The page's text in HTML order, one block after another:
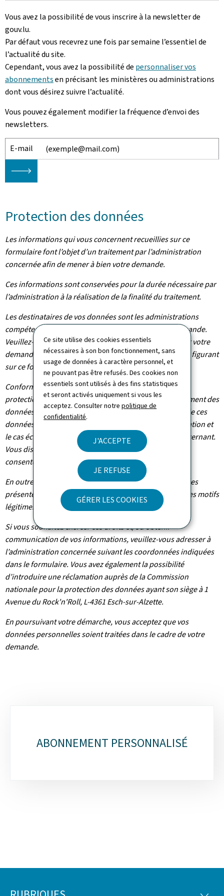
Ce site utilise des cookies essentiels
nécessaires à son bon fonctionnement, sans
usage de données à caractère personnel, et
ne pouvant pas être refusés. Des cookies non
essentiels sont utilisés à des fins statistiques
et seront activés uniquement si vous les
acceptez. Consulter notrepolitique de
confidentialité.
J'ACCEPTE
JE REFUSE
GÉRER LES COOKIES
Vous avez la possibilité de vous inscrire à la newsletter de
gouv.lu.
Par défaut vous recevrez une fois par semaine l’essentiel de
l’actualité du site.
Cependant, vous avez la possibilité de personnaliser vos
abonnementsen précisant les ministères ou administrations
dont vous désirez suivre l’actualité.
Vous pouvez également modifier la fréquence d’envoi des
newsletters.
E-mail
🡒
Protection des données
Les informations qui vous concernent recueillies sur ce
formulaire font l’objet d’un traitement par l’administration
concernée afin de mener à bien votre demande.
Ces informations sont conservées pour la durée nécessaire par
l’administration à la réalisation de la finalité du traitement.
Les destinataires de vos données sont les administrations
compétentes dans le cadre du traitement de votre demande.
Veuillez-vous adresser à l’administration concernée par votre
demande pour connaître les destinataires des données figurant
sur ce formulaire.
Conformément au règlement (UE) 2016/679 relatif à la
protection des personnes physiques à l'égard du traitement des
données à caractère personnel et à la libre circulation de ces
données, vous bénéficiez d’un droit d’accès, de rectification et
le cas échéant d’effacement des informations vous concernant.
Vous disposez également du droit de retirer votre
consentement à tout moment.
En outre et excepté le cas où le traitement de vos données
présente un caractère obligatoire, vous pouvez, pour des motifs
légitimes, vous y opposer.
Si vous souhaitez exercer ces droits et/ou obtenir
communication de vos informations, veuillez-vous adresser à
l’administration concernée suivant les coordonnées indiquées
dans le formulaire. Vous avez également la possibilité
d’introduire une réclamation auprès de la Commission
nationale pour la protection des données ayant son siège à 1
Avenue du Rock'n'Roll, L-4361 Esch-sur-Alzette.
En poursuivant votre démarche, vous acceptez que vos
données personnelles soient traitées dans le cadre de votre
demande.
rubriquesABONNEMENT PERSONNALISÉ